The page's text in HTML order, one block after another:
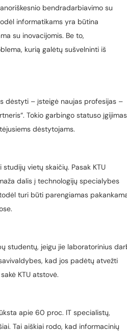
bendradarbiavimo su
informatikams yra būtina
su inovacijomis. Be to,
kurią galėtų sušvelninti iš
dėstyti – įsteigė naujas profesijas –
Tokio garbingo statuso įgijimas
dėstytojams.
vietų skaičių. Pasak KTU
dalis į technologijų specialybes
turi būti parengiamas
studentų, jeigu jie laboratorinius
kad jos padėtų atvežti
KTU atstovė.
apie 60 proc. IT specialistų,
Tai aiškiai rodo, kad informacinių